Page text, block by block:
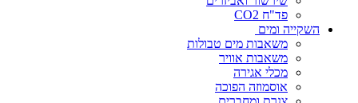
פד"ח CO2
השקייה ומים
משאבות מים טבולות
משאבות אוויר
מכלי אגירה
אוסמוזה הפוכה